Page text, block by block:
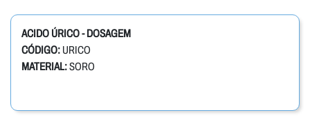
ACIDO ÚRICO - DOSAGEM
CÓDIGO: URICO
MATERIAL:SORO